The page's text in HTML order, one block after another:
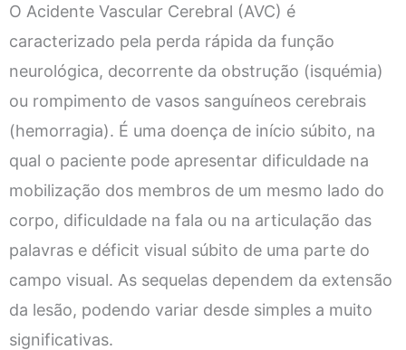
O Acidente Vascular Cerebral (AVC) é
caracterizado pela perda rápida da função
neurológica, decorrente da obstrução (isquémia)
ou rompimento de vasos sanguíneos cerebrais
(hemorragia). É uma doença de início súbito, na
qual o paciente pode apresentar dificuldade na
mobilização dos membros de um mesmo lado do
corpo, dificuldade na fala ou na articulação das
palavras e déficit visual súbito de uma parte do
campo visual. As sequelas dependem da extensão
da lesão, podendo variar desde simples a muito
significativas.